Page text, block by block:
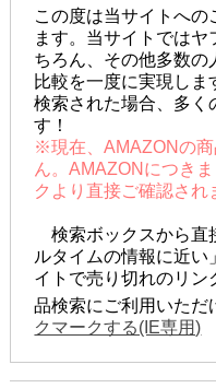
この度は当サイトへ
ます。当サイトでは
ちろん、その他多数の
比較を一度に実現し
検索された場合、多く
す！
※現在、AMAZONの
ん。AMAZONにつき
クより直接ご確認され
検索ボックスから直
ルタイムの情報に近
イトで売り切れのリン
品検索にご利用いただ
クマークする(IE専用)